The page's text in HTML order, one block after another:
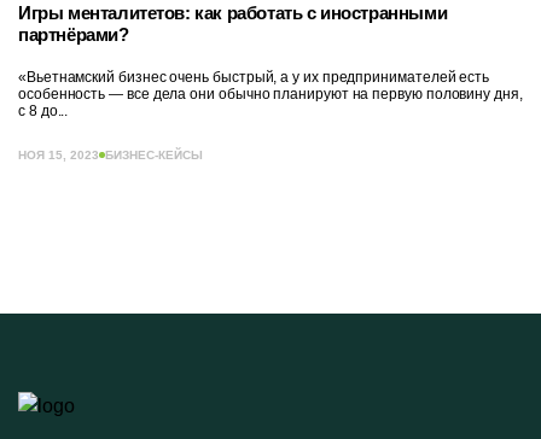
Игры менталитетов: как работать с иностранными
партнёрами?
«Вьетнамский бизнес очень быстрый, а у их предпринимателей есть
особенность — все дела они обычно планируют на первую половину дня,
с 8 до...
НОЯ 15, 2023 БИЗНЕС-КЕЙСЫ